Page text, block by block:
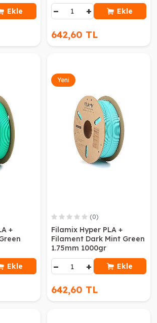
Ekle − + Ekle
642,60 TL
+
Ekle
Yeni
(0)
Filamix Hyper PLA +
Filament Dark Mint Green
1.75mm 1000gr
− + Ekle
642,60 TL